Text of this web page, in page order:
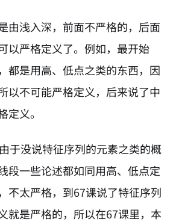
由浅入深，前面不严格的，后面
以严格定义了。例如，最开始
都是用高、低点之类的东西，因
以不可能严格定义，后来说了中
定义。
于没说特征序列的元素之类的概
段一些论述都如同用高、低点定
不太严格，到67课说了特征序列
就是严格的，所以在67课里，本